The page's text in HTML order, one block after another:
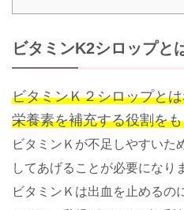
ビタミンK2シロップと
ビタミンＫ２シロップと
栄養素を補充する役割を
ビタミンＫが不足しやすいた
してあげることが必要になり
ビタミンＫは出血を止めるの